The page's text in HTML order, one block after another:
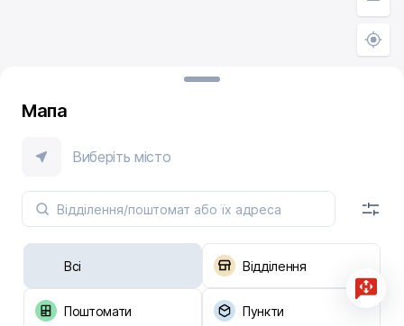
Мапа
Виберіть місто
Всі Відділення
Поштомати Пункти